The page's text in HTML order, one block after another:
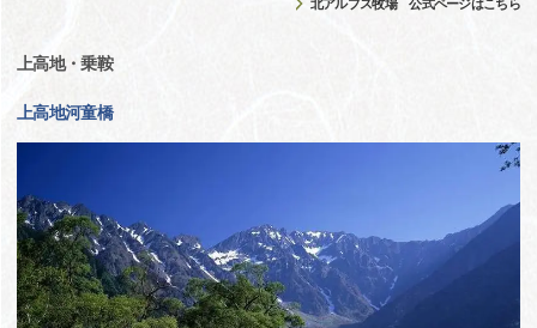
北アルプス牧場 公式ページはこちら
上高地・乗鞍
上高地河童橋